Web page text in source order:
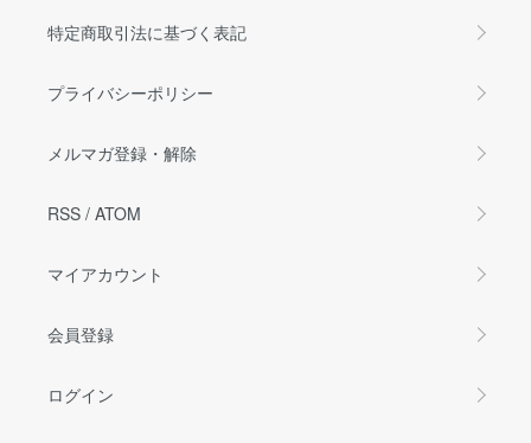
特定商取引法に基づく表記
プライバシーポリシー
メルマガ登録・解除
RSS / ATOM
マイアカウント
会員登録
ログイン